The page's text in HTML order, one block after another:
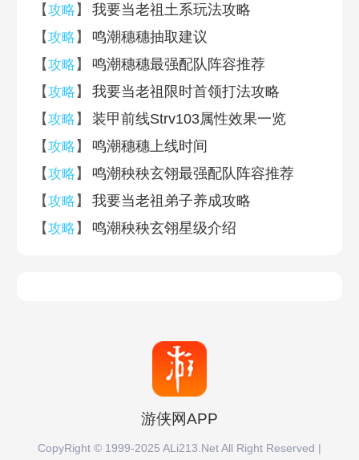
【攻略 】
我要当老祖土系玩法攻略
【攻略 】
鸣潮穗穗抽取建议
【攻略 】
鸣潮穗穗最强配队阵容推荐
【攻略 】
我要当老祖限时首领打法攻略
【攻略 】
装甲前线Strv103属性效果一览
【攻略 】
鸣潮穗穗上线时间
【攻略 】
鸣潮秧秧玄翎最强配队阵容推荐
【攻略 】
我要当老祖弟子养成攻略
【攻略 】 鸣潮秧秧玄翎星级介绍
游侠网APP
CopyRight © 1999-2025 ALi213.Net All Right Reserved |